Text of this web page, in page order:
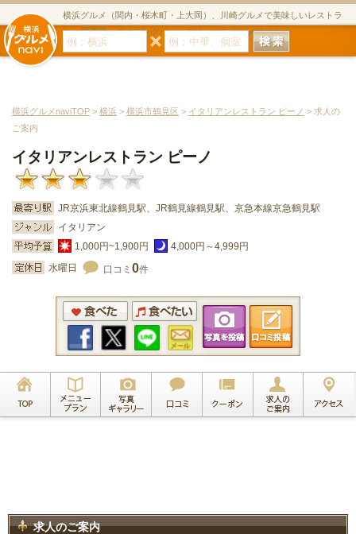
横浜グルメ（関内・桜木町・上大岡）、川崎グルメで美味しいレストラ
ン・居酒屋・ダイニングバー・スイーツのグルメサイト
横浜グルメnaviTOP > 横浜 > 横浜市鶴見区 > イタリアンレストラン ピーノ > 求人の
ご案内
イタリアンレストラン ピーノ
JR京浜東北線鶴見駅、JR鶴見線鶴見駅、京急本線京急鶴見駅
イタリアン
1,000円~1,900円
4,000円～4,999円
水曜日
口コミ 0件
求人のご案内